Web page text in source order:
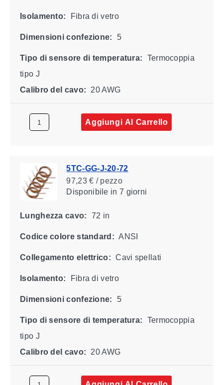
Isolamento: Fibra di vetro
Dimensioni confezione: 5
Tipo di sensore di temperatura:
Termocoppia
tipo J
Calibro del cavo:
20 AWG
Aggiungi Al Carrello
5TC-GG-J-20-72
97,23 € / pezzo
Disponibile in 7 giorni
Lunghezza cavo: 72 in
Codice colore standard: ANSI
Collegamento elettrico: Cavi spellati
Isolamento: Fibra di vetro
Dimensioni confezione: 5
Tipo di sensore di temperatura:
Termocoppia
tipo J
Calibro del cavo:
20 AWG